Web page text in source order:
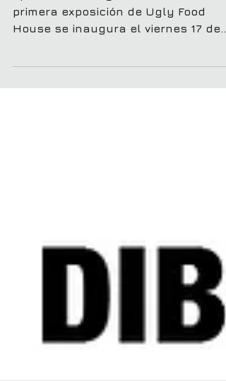
spanish and english translations: La
primera exposición de Ugly Food
agosto de 2018, en el corazón de...